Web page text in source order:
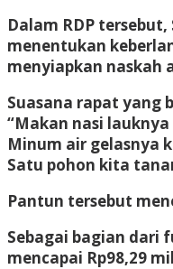
Dalam RDP
menentukan
menyiapkan naskah
Suasana rapat yang
“Makan nasi
Minum air gelasnya
Satu pohon kita
Pantun tersebut
Sebagai bagian dari
mencapai Rp98,29